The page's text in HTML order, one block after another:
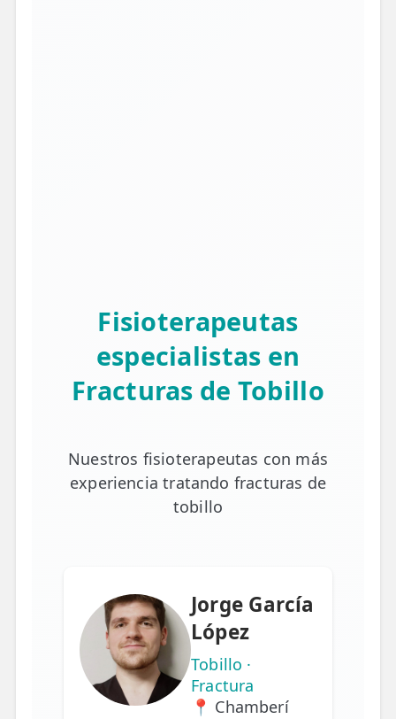
Fisioterapeutas
especialistas en
Fracturas de Tobillo
Nuestros fisioterapeutas con más
experiencia tratando fracturas de
tobillo
Jorge García
López
Tobillo ·
Fractura
📍 Chamberí